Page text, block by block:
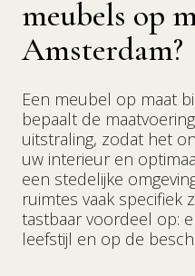
meubels op
Amsterdam?
Een meubel op maat
bepaalt de
uitstraling, zodat het
uw interieur en
een stedelijke
ruimtes vaak specifiek
tastbaar voordeel op:
leefstijl en op de